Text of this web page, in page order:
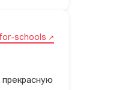
schools